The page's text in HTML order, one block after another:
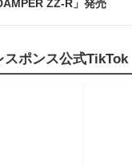
ZZ-R」発売
スポンス公式TikTok